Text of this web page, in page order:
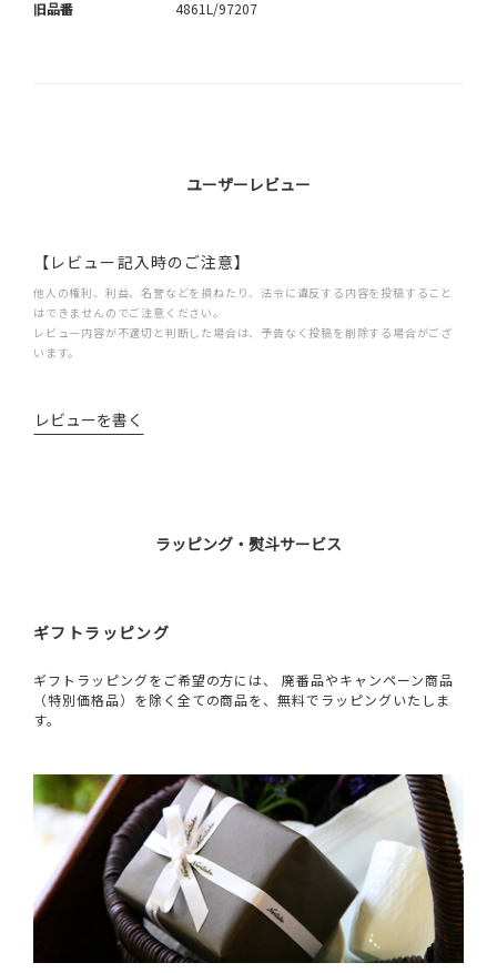
旧品番 4861L/97207
ユーザーレビュー
【レビュー記入時のご注意】
他人の権利、利益、名誉などを損ねたり、法令に違反する内容を投稿すること
はできませんのでご注意ください。
レビュー内容が不適切と判断した場合は、予告なく投稿を削除する場合がござ
います。
レビューを書く
ラッピング・熨斗サービス
ギフトラッピング
ギフトラッピングをご希望の方には、 廃番品やキャンペーン商品
（特別価格品）を除く全ての商品を、無料でラッピングいたしま
す。